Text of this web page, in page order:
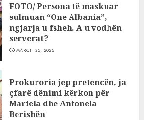
FOTO/ Persona të maskuar
sulmuan “One Albania”,
ngjarja u fsheh. A u vodhën
serverat?
MARCH 25, 2025
Prokuroria jep pretencën, ja
çfarë dënimi kërkon për
Mariela dhe Antonela
Berishën